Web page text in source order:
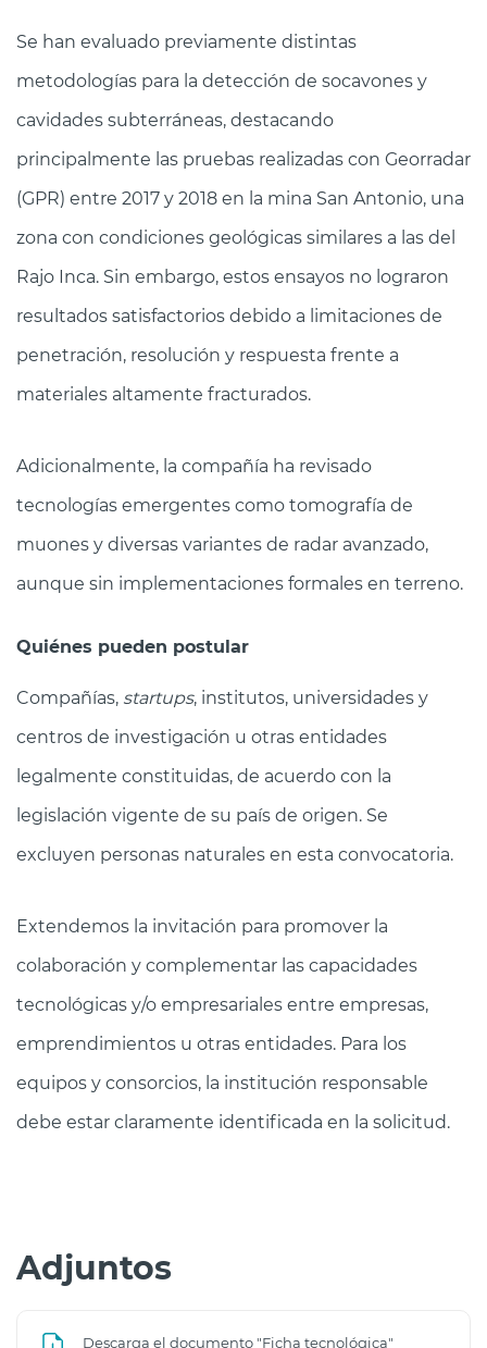
Se han evaluado previamente distintas
metodologías para la detección de socavones y
cavidades subterráneas, destacando
principalmente las pruebas realizadas con Georradar
(GPR) entre 2017 y 2018 en la mina San Antonio, una
zona con condiciones geológicas similares a las del
Rajo Inca. Sin embargo, estos ensayos no lograron
resultados satisfactorios debido a limitaciones de
penetración, resolución y respuesta frente a
materiales altamente fracturados.
Adicionalmente, la compañía ha revisado
tecnologías emergentes como tomografía de
muones y diversas variantes de radar avanzado,
aunque sin implementaciones formales en terreno.
Quiénes pueden postular
Compañías, startups, institutos, universidades y
centros de investigación u otras entidades
legalmente constituidas, de acuerdo con la
legislación vigente de su país de origen. Se
excluyen personas naturales en esta convocatoria.
Extendemos la invitación para promover la
colaboración y complementar las capacidades
tecnológicas y/o empresariales entre empresas,
emprendimientos u otras entidades. Para los
equipos y consorcios, la institución responsable
debe estar claramente identificada en la solicitud.
Adjuntos
Descarga el documento "Ficha tecnológica"